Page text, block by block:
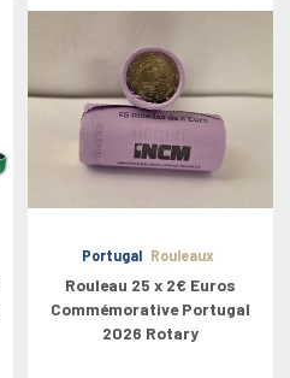
Portugal Rouleaux
Rouleau 25 x 2€ Euros
Commémorative Portugal
2026 Rotary